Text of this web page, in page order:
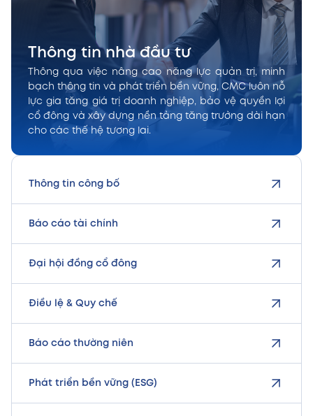
Thông tin nhà đầu tư
Thông qua việc nâng cao năng lực quản trị, minh
bạch thông tin và phát triển bền vững, CMC luôn nỗ
lực gia tăng giá trị doanh nghiệp, bảo vệ quyền lợi
cổ đông và xây dựng nền tảng tăng trưởng dài hạn
cho các thế hệ tương lai.
Thông tin công bố
Báo cáo tài chính
Đại hội đồng cổ đông
Điều lệ & Quy chế
Báo cáo thường niên
Phát triển bền vững (ESG)